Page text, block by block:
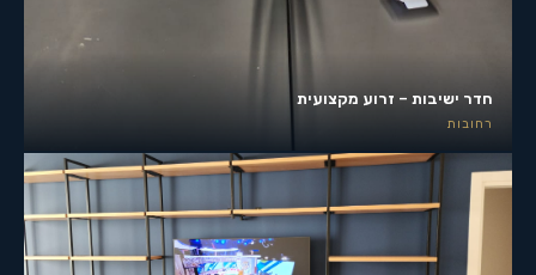
חדר ישיבות – זרוע מקצועית
רחובות